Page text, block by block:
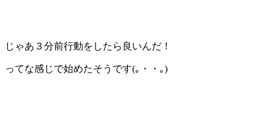
じゃあ３分前行動をしたら良いんだ！
ってな感じで始めたそうです(｡・・｡)